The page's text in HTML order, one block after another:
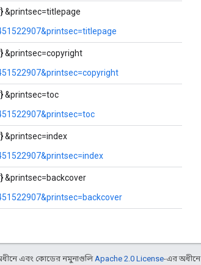
&printsec=titlepage
&printsec=copyright
&printsec=toc
&printsec=index
&printsec=backcover
এবং কোডের নমুনাগুলি Apache 2.0 License-এর অধীনে